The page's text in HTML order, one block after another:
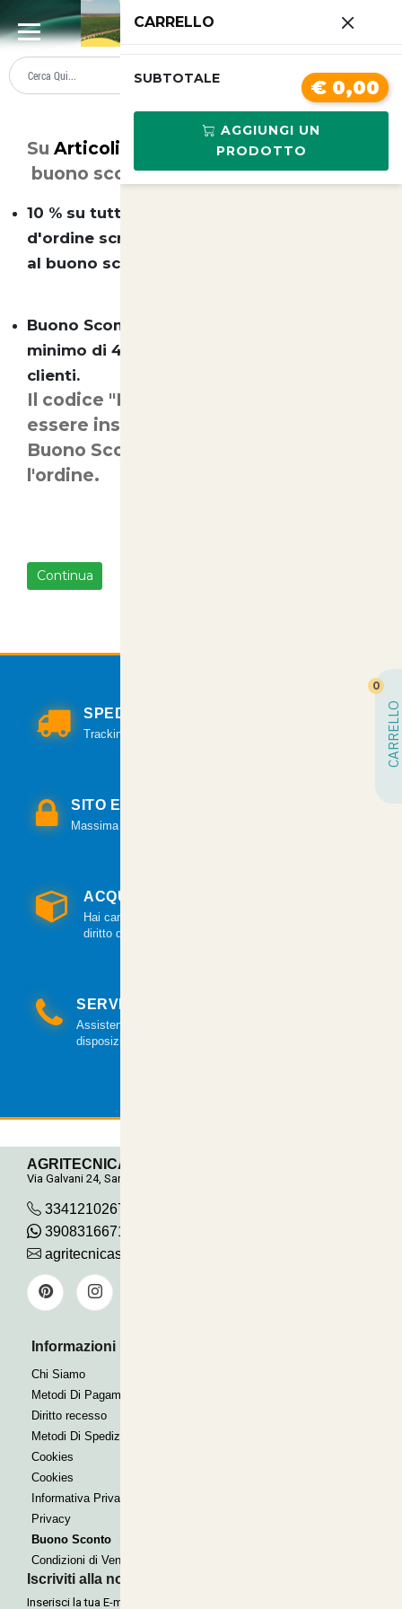
Su Articoli Animali
esistono due tipi di
buono sconto ( non cumulabili):
10 % su tutto il catalogo e senza minimo
d'ordine scrivendo nella casella dedicata
al buono sconto "ebay"
Buono Sconto 10 euro su un acquisto
minimo di 49 euro per tutti i nostri nuovi
clienti.
Il codice "Newclient" o "ebay" deve
essere inserito nell'apposito campo
Buono Sconto prima di concludere
l'ordine.
Continua
SPEDIZIONI VELOCI
Tracking per il monitoraggio della spedizione.
SITO E PAGAMENTI SICURI
Massima sicurezza per tutte le modalità di pagamento.
ACQUISTO GARANTITO
Hai cambiato idea? Hai 14 giorni per esercitare il
diritto di recesso.
SERVIZIO CLIENTI
Assistenza clienti via mail e telefonica a tua
disposizione.
AGRITECNICA S.R.L.
Via Galvani 24, San Pancrazio
3341210267
390831667115
agritecnicasrl@gmail.com
Informazioni Utili
Chi Siamo
Metodi Di Pagamento
Diritto recesso
Metodi Di Spedizione
Cookies
Cookies
Informativa Privacy
Privacy
Buono Sconto
Condizioni di Vendita
Iscriviti alla nostra Newsletter
Inserisci la tua E-mail per ricevere le nostre offerte tramite
CARRELLO
SUBTOTALE € 0,00
AGGIUNGI UN
PRODOTTO
CARRELLO
0